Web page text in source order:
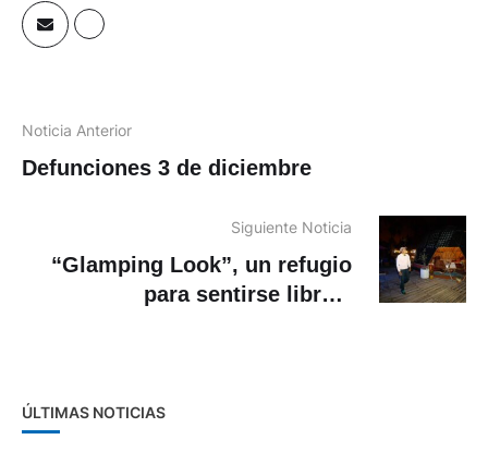
Noticia Anterior
Defunciones 3 de diciembre
Siguiente Noticia
“Glamping Look”, un refugio
para sentirse libre y
ÚLTIMAS NOTICIAS